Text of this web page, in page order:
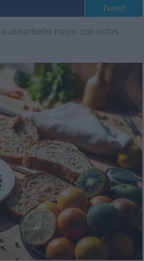
Tweet
absorberlo mejor con estos